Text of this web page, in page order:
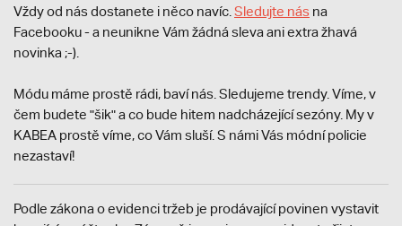
Vždy od nás dostanete i něco navíc. Sledujte nás na
Facebooku - a neunikne Vám žádná sleva ani extra žhavá
novinka ;-).
Módu máme prostě rádi, baví nás. Sledujeme trendy. Víme, v
čem budete "šik" a co bude hitem nadcházející sezóny. My v
KABEA prostě víme, co Vám sluší. S námi Vás módní policie
nezastaví!
Podle zákona o evidenci tržeb je prodávající povinen vystavit